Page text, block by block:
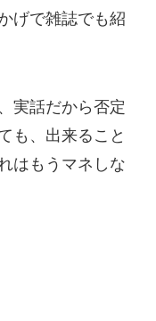
げで雑誌でも紹
実話だから否定
も、出来ること
はもうマネしな